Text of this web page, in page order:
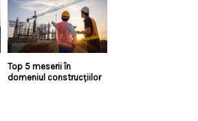
Top 5 meserii în
domeniul construcțiilor